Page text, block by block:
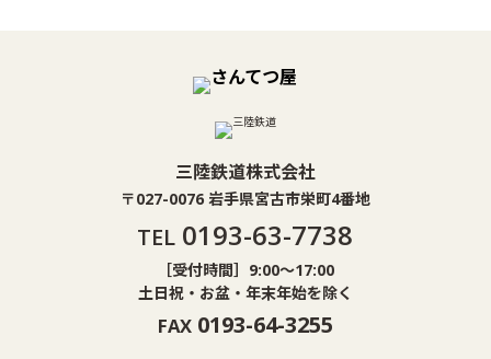
三陸鉄道株式会社
〒027-0076 岩手県宮古市栄町4番地
TEL 0193-63-7738
［受付時間］9:00〜17:00
土日祝・お盆・年末年始を除く
FAX0193-64-3255